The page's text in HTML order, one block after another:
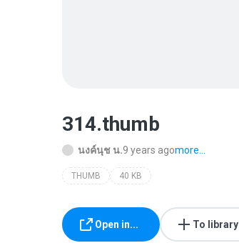
314.thumb
นงค์นุช น.9 years agomore...
THUMB 40 KB
Open in... To library